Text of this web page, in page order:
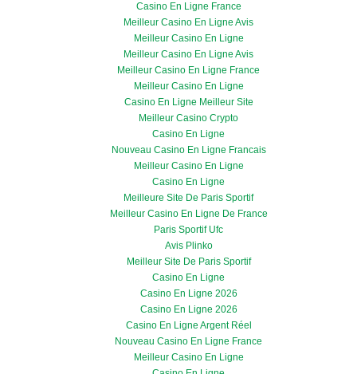
Casino En Ligne France
Meilleur Casino En Ligne Avis
Meilleur Casino En Ligne
Meilleur Casino En Ligne Avis
Meilleur Casino En Ligne France
Meilleur Casino En Ligne
Casino En Ligne Meilleur Site
Meilleur Casino Crypto
Casino En Ligne
Nouveau Casino En Ligne Francais
Meilleur Casino En Ligne
Casino En Ligne
Meilleure Site De Paris Sportif
Meilleur Casino En Ligne De France
Paris Sportif Ufc
Avis Plinko
Meilleur Site De Paris Sportif
Casino En Ligne
Casino En Ligne 2026
Casino En Ligne 2026
Casino En Ligne Argent Réel
Nouveau Casino En Ligne France
Meilleur Casino En Ligne